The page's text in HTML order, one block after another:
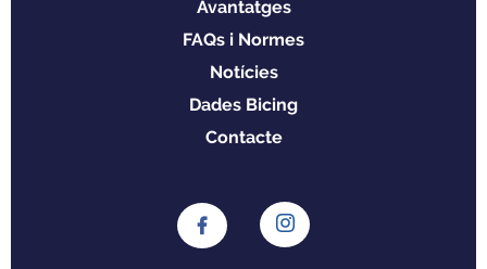
Avantatges
FAQs i Normes
Notícies
Dades Bicing
Contacte